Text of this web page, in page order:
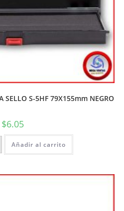
SELLO S-5HF 79X155mm NEGRO
$6.05
Añadir al carrito